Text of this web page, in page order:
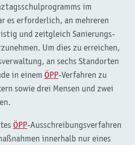
im
es erforderlich, an mehreren
und zeitgleich Sanierungs-
Um dies zu erreichen,
an sechs Standorten
in einem ÖPP-Verfahren zu
sowie drei Mensen und zwei
ÖPP-Ausschreibungsverfahren
innerhalb nur eines